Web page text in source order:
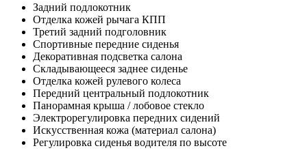
Задний подлокотник
Отделка кожей рычага КПП
Третий задний подголовник
Спортивные передние сиденья
Декоративная подсветка салона
Складывающееся заднее сиденье
Отделка кожей рулевого колеса
Передний центральный подлокотник
Панорамная крыша / лобовое стекло
Электрорегулировка передних сидений
Искусственная кожа (материал салона)
Регулировка сиденья водителя по высоте